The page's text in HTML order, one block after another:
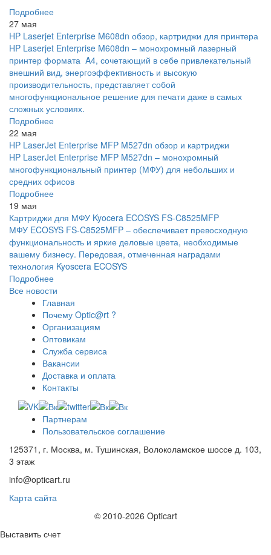
Подробнее
27 мая
HP Laserjet Enterprise M608dn обзор, картриджи для принтера
HP Laserjet Enterprise M608dn – монохромный лазерный
принтер формата A4, сочетающий в себе привлекательный
внешний вид, энергоэффективность и высокую
производительность, представляет собой
многофункциональное решение для печати даже в самых
сложных условиях.
Подробнее
22 мая
HP LaserJet Enterprise MFP M527dn обзор и картриджи
HP LaserJet Enterprise MFP M527dn – монохромный
многофункциональный принтер (МФУ) для небольших и
средних офисов
Подробнее
19 мая
Картриджи для МФУ Kyocera ECOSYS FS-C8525MFP
МФУ ECOSYS FS-C8525MFP – обеспечивает превосходную
функциональность и яркие деловые цвета, необходимые
вашему бизнесу. Передовая, отмеченная наградами
технология Kyoscera ECOSYS
Подробнее
Все новости
Главная
Почему Optic@rt ?
Организациям
Оптовикам
Служба сервиса
Вакансии
Доставка и оплата
Контакты
Партнерам
Пользовательское соглашение
125371, г. Москва, м. Тушинская, Волоколамское шоссе д. 103,
3 этаж
info@opticart.ru
Карта сайта
© 2010-2026 Opticart
Выставить счет